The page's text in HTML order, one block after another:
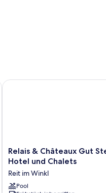
Relais
&
Gut
Steinbach
Relais & Châteaux Gut
Hotel und Chalets
Reit im Winkl
Pool
Relais & Châteaux Gut